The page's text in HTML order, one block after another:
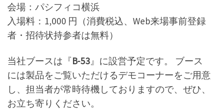
会場：パシフィコ横浜
入場料：1,000 円（消費税込、Web来場事前登録
者・招待状持参者は無料）
当社ブースは『B-53』に設営予定です。 ブース
には製品をご覧いただけるデモコーナーをご用意
し、担当者が常時待機しておりますので、ぜひ、
お立ち寄りください。